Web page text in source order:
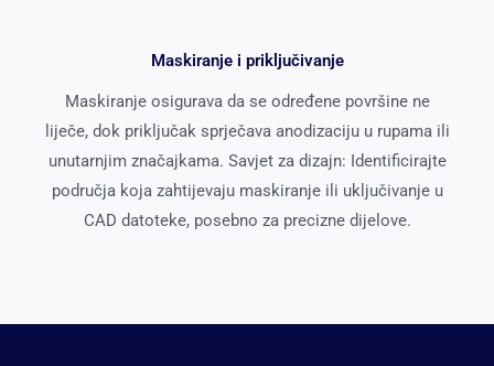
Maskiranje i priključivanje
Maskiranje osigurava da se određene površine ne
liječe, dok priključak sprječava anodizaciju u rupama ili
unutarnjim značajkama. Savjet za dizajn: Identificirajte
područja koja zahtijevaju maskiranje ili uključivanje u
CAD datoteke, posebno za precizne dijelove.